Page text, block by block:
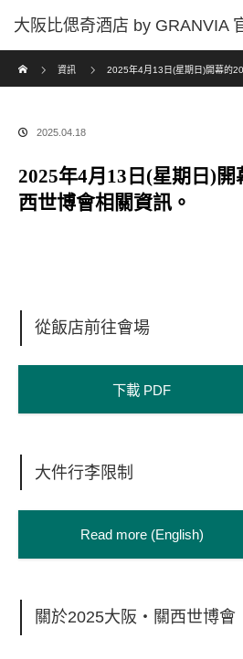
資訊
2025年4月13日(星期日)開幕的
2025.04.18
2025年4月13日(星期日)開
西世博會相關資訊。
從飯店前往會場
下載 PDF
大件行李限制
Read more (English)
關於2025大阪・關西世博會